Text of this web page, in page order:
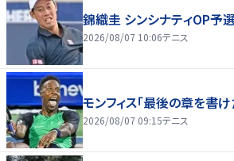
錦織圭 シンシナティOP予
2026/08/07 10:06テニス
モンフィス「最後の章を書け
2026/08/07 09:15テニス